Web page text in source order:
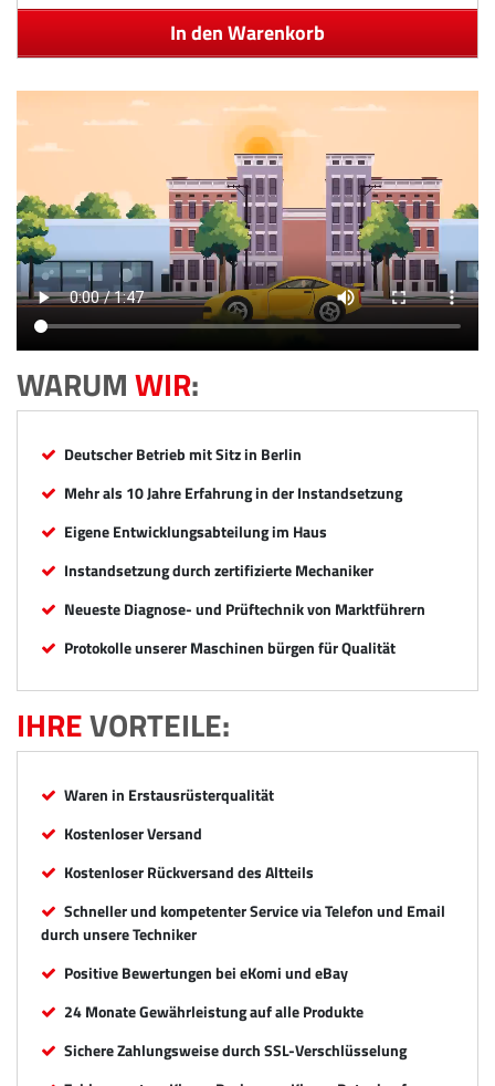
In den Warenkorb
WARUMWIR:
Deutscher Betrieb mit Sitz in Berlin
Mehr als 10 Jahre Erfahrung in der Instandsetzung
Eigene Entwicklungsabteilung im Haus
Instandsetzung durch zertifizierte Mechaniker
Neueste Diagnose- und Prüftechnik von Marktführern
Protokolle unserer Maschinen bürgen für Qualität
IHREVORTEILE:
Waren in Erstausrüsterqualität
Kostenloser Versand
Kostenloser Rückversand des Altteils
Schneller und kompetenter Service via Telefon und Email
durch unsere Techniker
Positive Bewertungen bei eKomi und eBay
24 Monate Gewährleistung auf alle Produkte
Sichere Zahlungsweise durch SSL-Verschlüsselung